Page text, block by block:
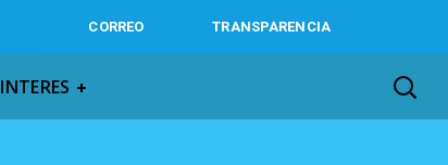
CORREO TRANSPARENCIA